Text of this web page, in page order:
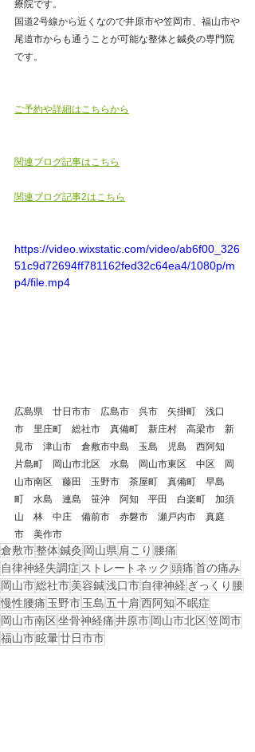
療院です。
国道2号線から近くなので井原市や笠岡市、福山市や
尾道市からも通うことが可能な整体と鍼灸の専門院
です。
ご予約や詳細はこちらから
関連ブログ記事はこちら
関連ブログ記事2はこちら
https://video.wixstatic.com/video/ab6f00_326
51c9d72694ff781162fed32c64ea4/1080p/m
p4/file.mp4
広島県　廿日市市　広島市　呉市　矢掛町　浅口
市　里庄町　総社市　真備町　新庄村　高梁市　新
見市　津山市　倉敷市中島　玉島　児島　西阿知
片島町　岡山市北区　水島　岡山市東区　中区　岡
山市南区　藤田　玉野市　茶屋町　真備町　早島
町　水島　連島　笹沖　阿知　平田　白楽町　加須
山　林　中庄　備前市　赤磐市　瀬戸内市　真庭
市　美作市
倉敷市整体鍼灸 岡山県肩こり 腰痛
自律神経失調症 ストレートネック 頭痛首の痛み
岡山市総社市美容鍼浅口市 自律神経 ぎっくり腰
慢性腰痛 玉野市玉島 五十肩西阿知不眠症
岡山市南区坐骨神経痛井原市 岡山市北区笠岡市
福山市眩暈廿日市市